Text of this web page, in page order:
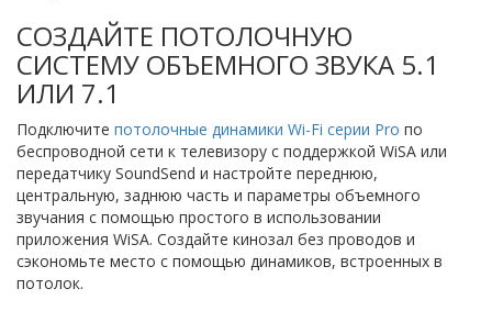
СОЗДАЙТЕ ПОТОЛОЧНУЮ
СИСТЕМУ ОБЪЕМНОГО ЗВУКА 5.1
ИЛИ 7.1
Подключите потолочные динамики Wi-Fi серии Pro по
беспроводной сети к телевизору с поддержкой WiSA или
передатчику SoundSend и настройте переднюю,
центральную, заднюю часть и параметры объемного
звучания с помощью простого в использовании
приложения WiSA. Создайте кинозал без проводов и
сэкономьте место с помощью динамиков, встроенных в
потолок.